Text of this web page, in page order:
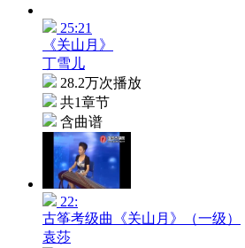
25:21
《关山月》
丁雪儿
28.2万次播放
共1章节
含曲谱
22:
古筝考级曲《关山月》（一级）
袁莎